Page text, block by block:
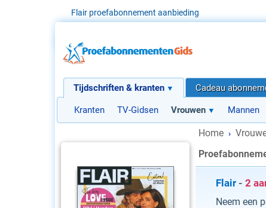
Flair proefabonnement aanbieding
Tijdschriften & kranten
Kranten TV-Gidsen Vrouwen Mannen
Cadeau
Home ›
Flair - 2
Neem een